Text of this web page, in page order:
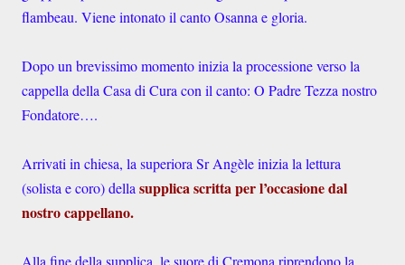
flambeau. Viene intonato il canto Osanna e gloria.
Dopo un brevissimo momento inizia la processione verso la
cappella della Casa di Cura con il canto: O Padre Tezza nostro
Fondatore….
Arrivati in chiesa, la superiora Sr Angèle inizia la lettura
(solista e coro) dellasupplica scritta per l’occasione dal
nostro cappellano.